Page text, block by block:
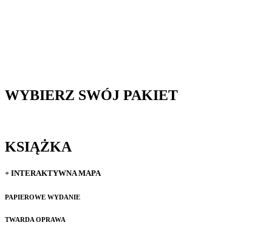
WYBIERZ SWÓJ PAKIET
KSIĄŻKA
+ INTERAKTYWNA MAPA
PAPIEROWE WYDANIE
TWARDA OPRAWA